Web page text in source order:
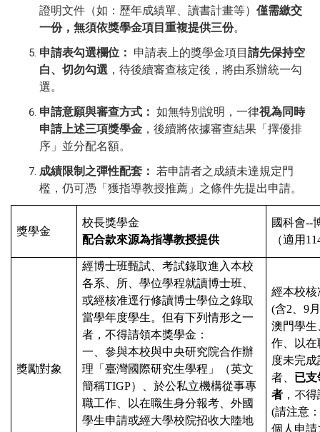
證明文件（如：歷年成績單、讀書計畫等） 僅需繳交
一份，無須依獎學金項目重複提供三份。
申請表勾選欄位： 申請表上的獎學金項目 請先保持空
白、切勿勾選 ，待後續審查核定後，將由系辦統一勾
選。
申請意願與審查方式： 如無特別說明，一律視為同時
申請上述三項獎學金 ，後續將依據審查結果「擇優排
序」並分配名額。
成績限制之彈性配套：
若申請者之成績未達規定門
檻，仍可憑「獲指導教授推薦」之條件先提出申請。
獎學金
校長獎學金
配合款來源為指導教授提供
國科會--
（適用
獎勵對象
經博士班甄試、考試錄取進入本校
各系、所、學位學程就讀博士班、
或經核准逕行修讀博士學位之錄取
當學年度學生。但有下列情形之一
者，不得請領本獎學金：
一、參與本校與中央研究院合作辦
理「臺灣國際研究生學程」（英文
簡稱TIGP）、於公私立機構從事專
職工作、以在職生身分報考、外國
學生申請或經大學校院招收大陸地
經本校核
(含2 9
澳門學生
作、以在
度未完
者、 已
者 ，不
(請注意
個人申請